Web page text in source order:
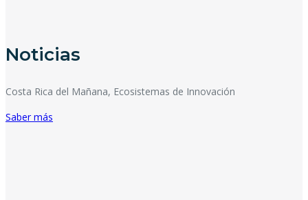
Noticias
Costa Rica del Mañana, Ecosistemas de Innovación
Saber más